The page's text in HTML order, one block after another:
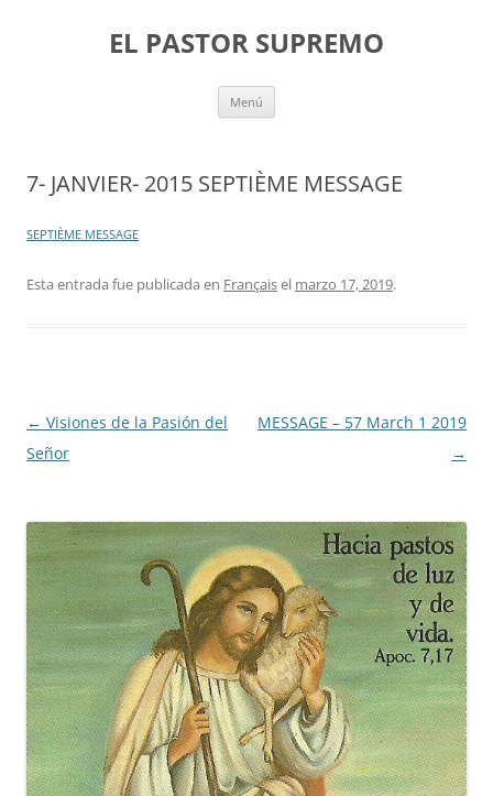
EL PASTOR SUPREMO
Menú
7- JANVIER- 2015 SEPTIÈME MESSAGE
SEPTIÈME MESSAGE
Esta entrada fue publicada en Françaisel marzo 17, 2019.
Navegación
de
← Visiones de la Pasión del
Señor
MESSAGE – 57 March 1 2019
→